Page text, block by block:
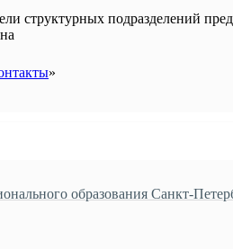
структурных подразделений
»
образования Санкт-